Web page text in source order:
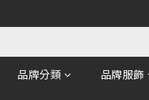
品牌分類 品牌服飾